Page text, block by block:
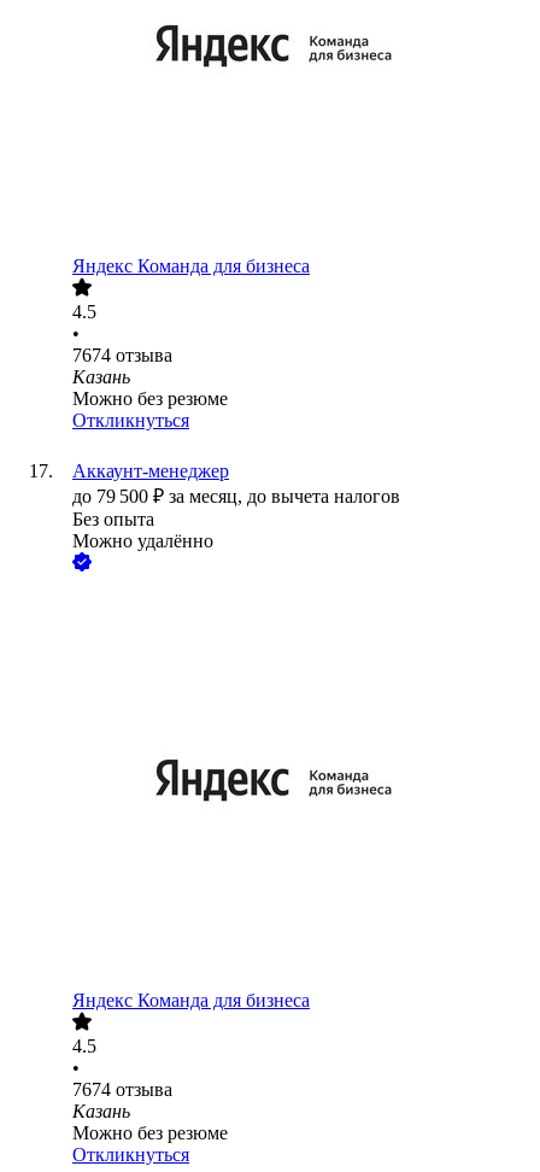
Яндекс Команда для бизнеса
4.5
•
7674 отзыва
Казань
Можно без резюме
Откликнуться
Аккаунт-менеджер
до 79 500 ₽ за месяц, до вычета налогов
Без опыта
Можно удалённо
Яндекс Команда для бизнеса
4.5
•
7674 отзыва
Казань
Можно без резюме
Откликнуться